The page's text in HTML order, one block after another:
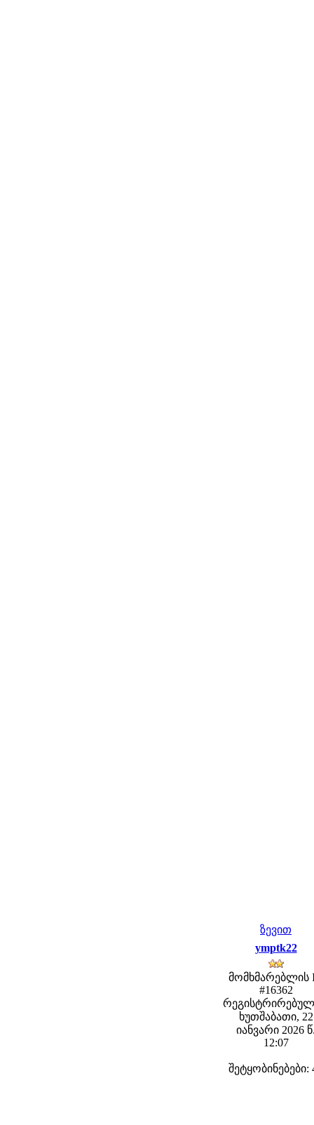
ზევით
ymptk22
მომხმარებლის
#16362
ხუთშაბათი, 22
იანვარი 2026
12:07
შეტყობინებები: